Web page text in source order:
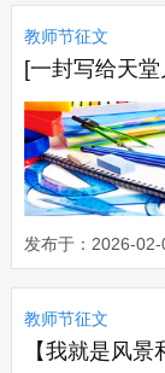
教师节征文
[一封写给天
发布于：2026-02-
教师节征文
【我就是风